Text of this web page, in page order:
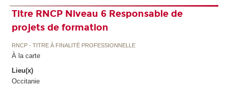
Titre RNCP Niveau 6 Responsable de
projets de formation
RNCP - TITRE À FINALITÉ PROFESSIONNELLE
À la carte
Lieu(x)
Occitanie